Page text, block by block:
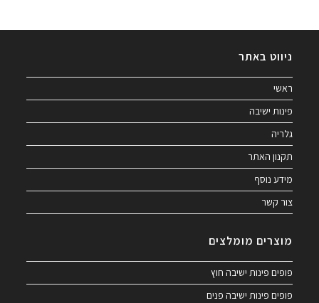
ניווט באתר
ראשי
פינות ישיבה
גלריה
תקנון האתר
מידע נוסף
צור קשר
מוצרים מומלצים
פופים פינות ישיבה חוץ
פופים פינות ישיבה פנים